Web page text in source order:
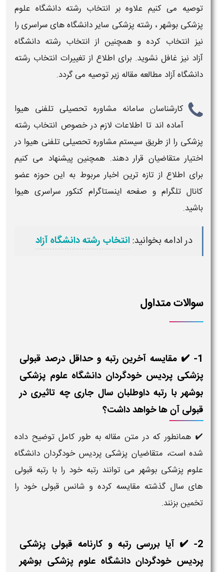
توصیه می کنیم علاوه بر انتخاب رشتهدانشگاه علوم
پزشکی بوشهر، رشته پزشکی سایردانشگاه های سراسری را
نیز انتخاب کرده و همچنین از انتخاب رشته دانشگاه
آزاد نیز غافل نشوید. برای اطلاع از تغییرات انتخاب رشته
دانشگاهآزاد مطالعه مقاله زیر توصیه می گردد.
کارشناسان سامانه مشاوره تحصیلی تلفنی هیوا
آماده اند تا اطلاعات لازم در خصوص انتخاب رشته
پزشکی را از طریق سیستم مشاوره تحصیلی تلفنی هیوا در
اختیار متقاضیان قرار دهند. همچنین پیشنهاد می کنیم
برای اطلاع از تازه ترین اخبار مربوط به این حوزه عضو
کانال تلگرام و صفحه اینستاگرام کنکور سراسری هیوا
باشید.
در ادامه بخوانید:انتخاب رشته دانشگاه آزاد
سوالات متداول
1- ✔️ مقایسه آخرین رتبه و حداقل درصد قبولی
پزشکی پردیس خودگردان دانشگاه علوم پزشکی
بوشهر با رتبه داوطلبان سال جاری چه تاثیری در
قبولی آن ها خواهد داشت؟
✔️ همانطور که در متن مقاله به طور کامل توضیح داده
شده است، متقاضیان پزشکی پردیس خودگردان دانشگاه
علوم پزشکی بوشهر می توانند رتبه خود را با رتبه قبولی
های سال گذشته مقایسه کرده و شانس قبولی خود را
تخمین بزنند.
2- ✔️ آیا بررسی رتبه و کارنامه قبولی پزشکی
پردیس خودگردان دانشگاه علوم پزشکی بوشهر